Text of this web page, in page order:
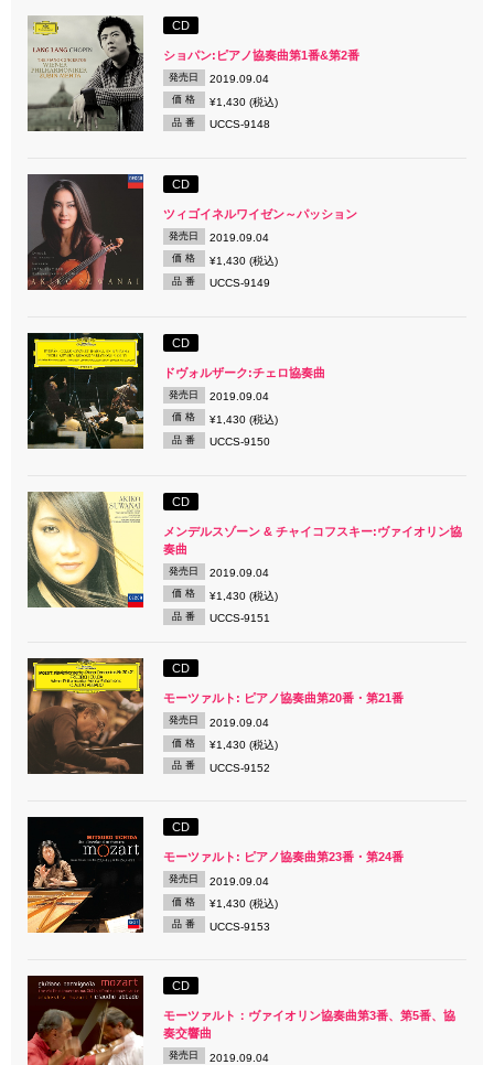
CD
ショパン:ピアノ協奏曲第1番&第2番
発売日 2019.09.04
価 格 ¥1,430 (税込)
品 番 UCCS-9148
CD
ツィゴイネルワイゼン～パッション
発売日 2019.09.04
価 格 ¥1,430 (税込)
品 番 UCCS-9149
CD
ドヴォルザーク:チェロ協奏曲
発売日 2019.09.04
価 格 ¥1,430 (税込)
品 番 UCCS-9150
CD
メンデルスゾーン & チャイコフスキー:ヴァイオリン協
奏曲
発売日 2019.09.04
価 格 ¥1,430 (税込)
品 番 UCCS-9151
CD
モーツァルト: ピアノ協奏曲第20番・第21番
発売日 2019.09.04
価 格 ¥1,430 (税込)
品 番 UCCS-9152
CD
モーツァルト: ピアノ協奏曲第23番・第24番
発売日 2019.09.04
価 格 ¥1,430 (税込)
品 番 UCCS-9153
CD
モーツァルト：ヴァイオリン協奏曲第3番、第5番、協
奏交響曲
発売日 2019.09.04